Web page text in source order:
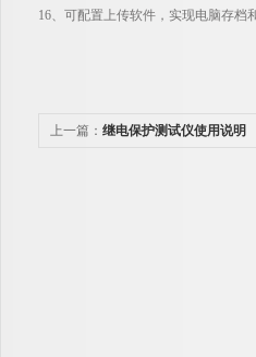
16、可配置上传软件，实现电脑存档
上一篇： 继电保护测试仪使用说明